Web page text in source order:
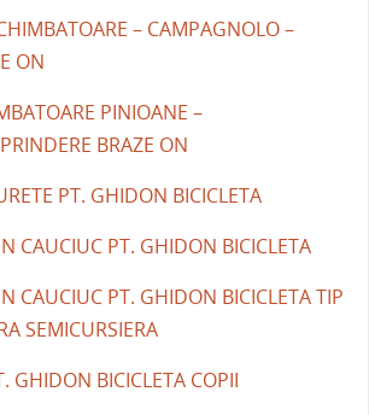
– CAMPAGNOLO –
ON
PINIOANE –
BRAZE ON
PT. GHIDON BICICLETA
CAUCIUC PT. GHIDON BICICLETA
CAUCIUC PT. GHIDON BICICLETA TIP
SEMICURSIERA
GHIDON BICICLETA COPII